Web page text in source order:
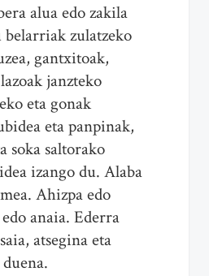
alua edo zakila
zulatzeko
gantxitoak,
janzteko
eta gonak
eta panpinak,
soka saltorako
izango du. Alaba
Ahizpa edo
anaia. Ederra
atsegina eta